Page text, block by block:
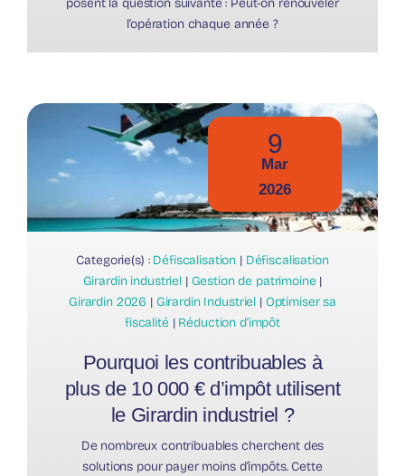
l’opération chaque année ?
9
Mar
2026
Categorie(s) : Défiscalisation | Défiscalisation
Girardin industriel| Gestion de patrimoine |
Girardin 2026 | Girardin Industriel | Optimiser sa
fiscalité | Réduction d’impôt
Pourquoi les contribuables à
plus de 10 000 € d’impôt utilisent
le Girardin industriel ?
De nombreux contribuables cherchent des
solutions pour payer moins d’impôts. Cette